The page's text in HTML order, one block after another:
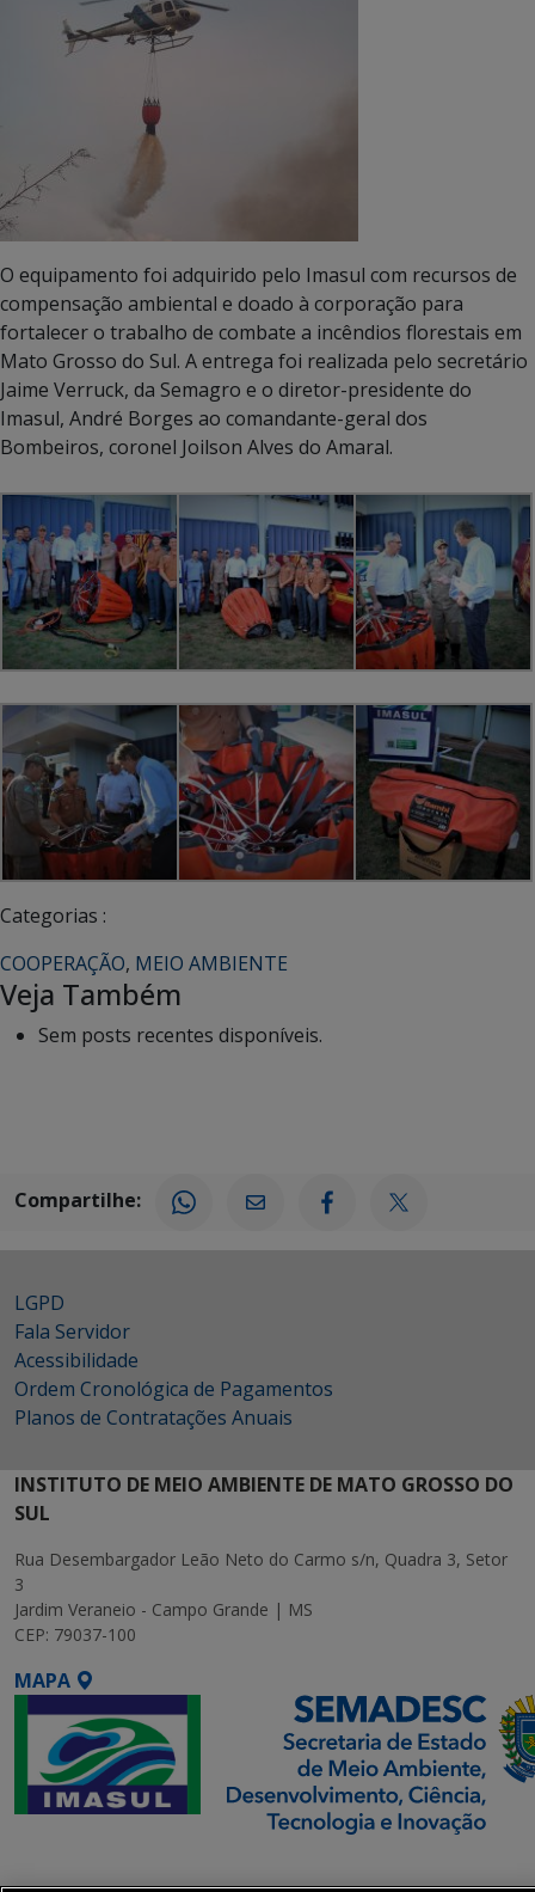
O equipamento foi adquirido pelo Imasul com recursos de
compensação ambiental e doado à corporação para
fortalecer o trabalho de combate a incêndios florestais em
Mato Grosso do Sul. A entrega foi realizada pelo secretário
Jaime Verruck, da Semagro e o diretor-presidente do
Imasul, André Borges ao comandante-geral dos
Bombeiros, coronel Joilson Alves do Amaral.
Categorias :
COOPERAÇÃO, MEIO AMBIENTE
Veja Também
Sem posts recentes disponíveis.
Compartilhe:
LGPD
Fala Servidor
Acessibilidade
Ordem Cronológica de Pagamentos
Planos de Contratações Anuais
INSTITUTO DE MEIO AMBIENTE DE MATO GROSSO DO
SUL
Rua Desembargador Leão Neto do Carmo s/n, Quadra 3, Setor
3
Jardim Veraneio - Campo Grande | MS
CEP: 79037-100
MAPA